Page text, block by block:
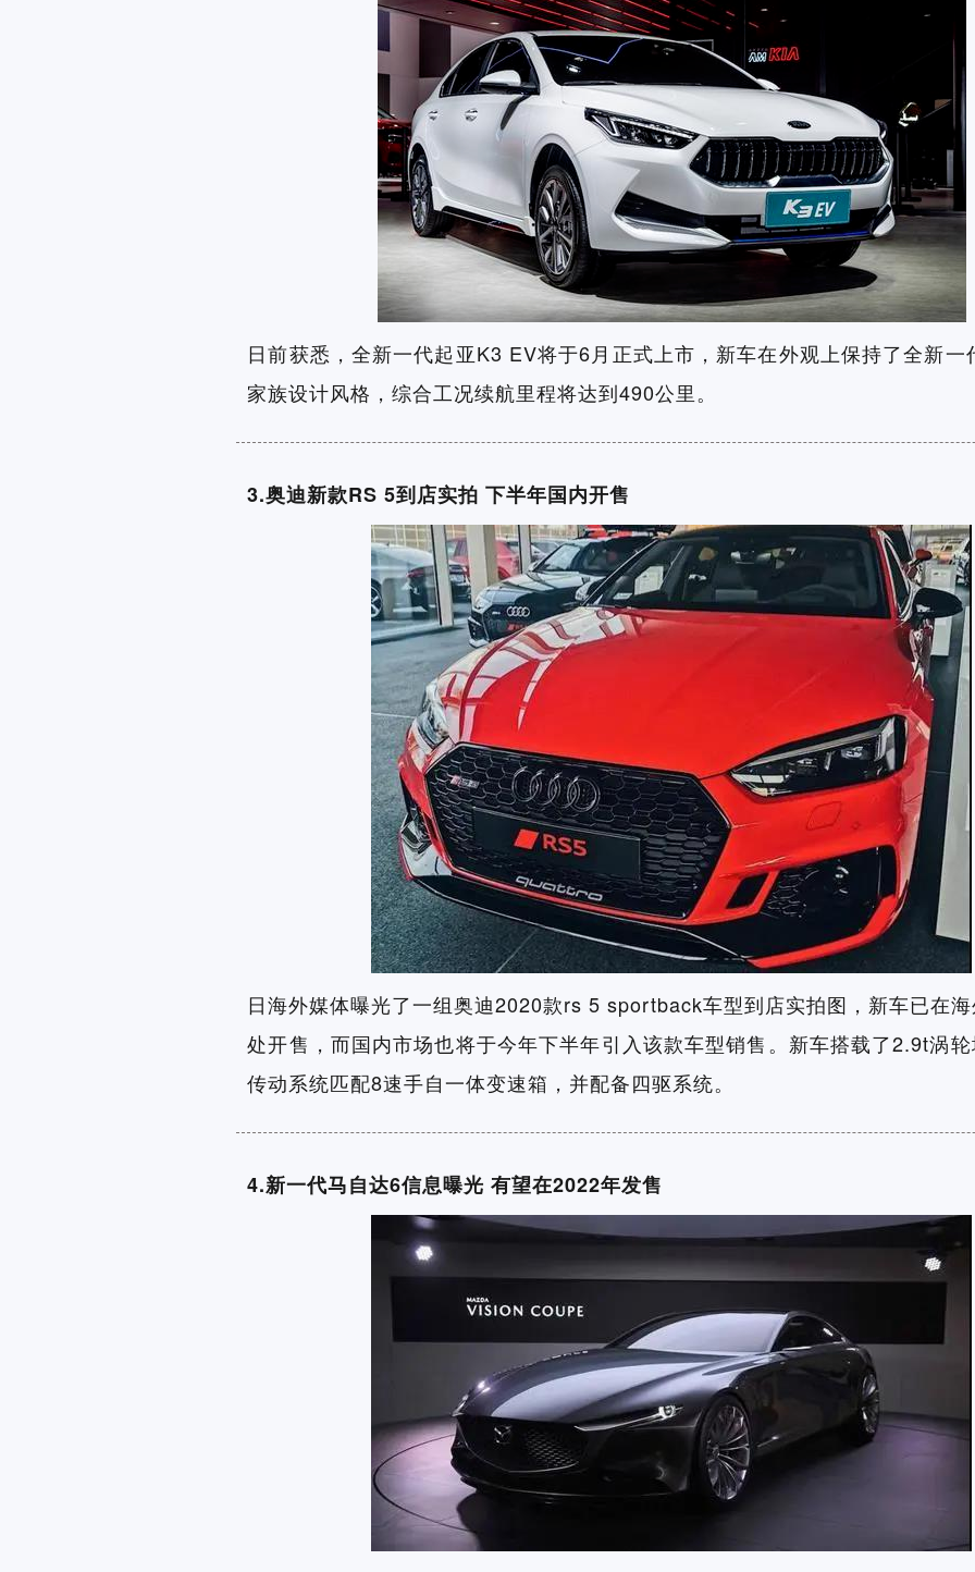
日前获悉，全新一代起亚K3 EV将于6月正式上市，新车在外观上保持了全新一
家族设计风格，综合工况续航里程将达到490公里。
3.奥迪新款RS 5到店实拍 下半年国内开售
日海外媒体曝光了一组奥迪2020款rs 5 sportback车型到店实拍图，新车已在
处开售，而国内市场也将于今年下半年引入该款车型销售。新车搭载了2.9t涡轮
传动系统匹配8速手自一体变速箱，并配备四驱系统。
4.新一代马自达6信息曝光 有望在2022年发售